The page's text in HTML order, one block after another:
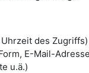
des Zugriffs)
E-Mail-
u.ä.)